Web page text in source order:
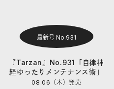
最新号 No.931
『Tarzan』No.931「自律神
経ゆったりメンテナンス術」
08.06（木）発売